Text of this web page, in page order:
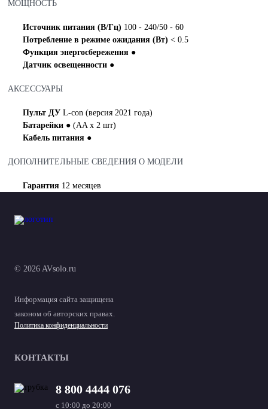
МОЩНОСТЬ
Источник питания (В/Гц) 100 - 240/50 - 60
Потребление в режиме ожидания (Вт)< 0.5
Функция энергосбережения ●
Датчик освещенности ●
АКСЕССУАРЫ
Пульт ДУL-con (версия 2021 года)
Батарейки ● (AA x 2 шт)
Кабель питания ●
ДОПОЛНИТЕЛЬНЫЕ СВЕДЕНИЯ О МОДЕЛИ
Гарантия 12 месяцев
© 2026 AVsolo.ru
Информация сайта защищена
законом об авторских правах.
Политика конфиденциальности
КОНТАКТЫ
8 800 4444 076
с 10:00 до 20:00